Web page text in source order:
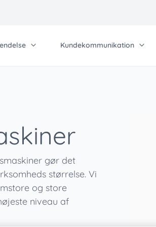
Karriere
Kundekommunikation
volumen omhylling - Kern
Events
Præference Center
gør det
størrelse. Vi
og store
niveau af